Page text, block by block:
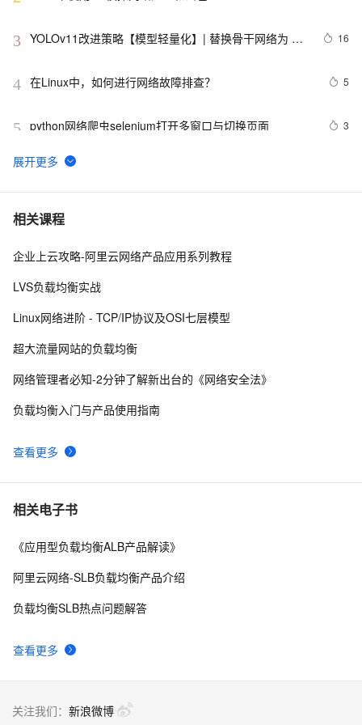
3 YOLOv11改进策略【模型轻量化】| 替换骨干网络为
16
4 5
5 python网络爬虫selenium打开多窗口与切换页面 3
6 Android监听手机网络变化
7
8 企业运维训练营之云上网络原理和实战（第2期），助力
钥分配中心 KDC | 对称密钥分配 | 密钥分配协议 |
Kerberos 协议 )
10对比了思科和华为网络设备的基本配置、接口配置、
令
相关课程
查看更多
企业上云攻略-阿里云网络产品应用系列教程
LVS负载均衡实战
Linux网络进阶 - TCP/IP协议及OSI七层模型
超大流量网站的负载均衡
网络管理者必知-2分钟了解新出台的《网络安全法》
负载均衡入门与产品使用指南
相关电子书
查看更多
《应用型负载均衡ALB产品解读》
阿里云网络-SLB负载均衡产品介绍
负载均衡SLB热点问题解答
关注我们： 新浪微博